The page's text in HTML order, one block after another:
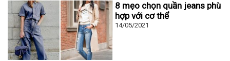
8 mẹo chọn quần jeans phù
hợp với cơ thể
14/05/2021